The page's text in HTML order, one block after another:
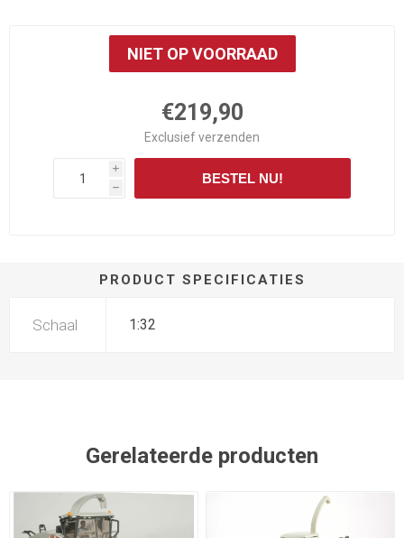
NIET OP VOORRAAD
€219,90
Exclusiefverzenden
i
h
BESTEL NU!
PRODUCT SPECIFICATIES
Schaal 1:32
Gerelateerde producten